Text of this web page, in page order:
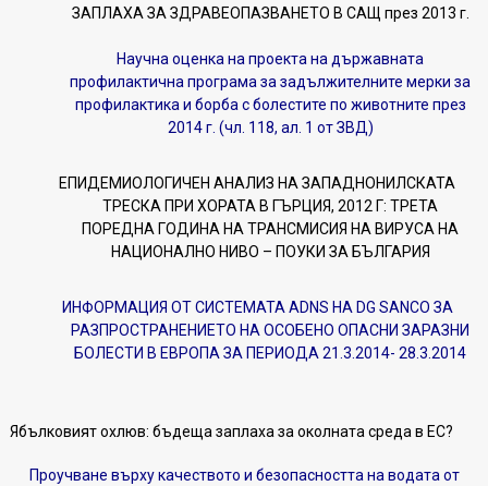
ЗАПЛАХА ЗА ЗДРАВЕОПАЗВАНЕТО В САЩ през 2013 г.
Научна оценка на проекта на държавната
профилактична програма за задължителните мерки за
профилактика и борба с болестите по животните през
2014 г. (чл. 118, ал. 1 от ЗВД)
ЕПИДЕМИОЛОГИЧЕН АНАЛИЗ НА ЗАПАДНОНИЛСКАТА
ТРЕСКА ПРИ ХОРАТА В ГЪРЦИЯ, 2012 Г: ТРЕТА
ПОРЕДНА ГОДИНА НА ТРАНСМИСИЯ НА ВИРУСА НА
НАЦИОНАЛНО НИВО – ПОУКИ ЗА БЪЛГАРИЯ
ИНФОРМАЦИЯ ОТ СИСТЕМАТА ADNS НА DG SANCO ЗА
РАЗПРОСТРАНЕНИЕТО НА ОСОБЕНО ОПАСНИ ЗАРАЗНИ
БОЛЕСТИ В ЕВРОПА ЗА ПЕРИОДА 21.3.2014- 28.3.2014
Ябълковият охлюв: бъдеща заплаха за околната среда в ЕС?
Проучване върху качеството и безопасността на водата от